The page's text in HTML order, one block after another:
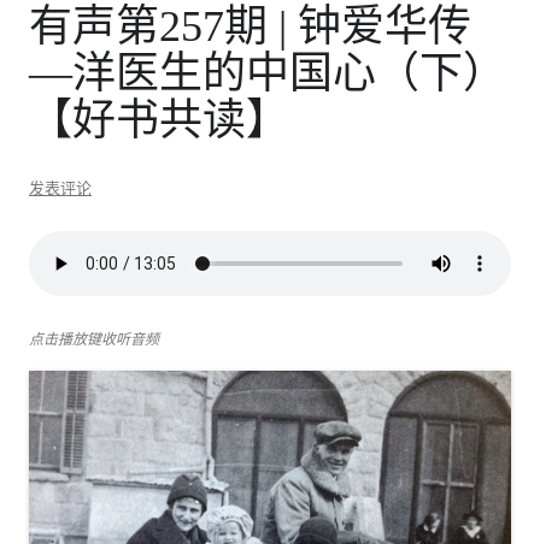
有声第257期 | 钟爱华传
—洋医生的中国心（下）
【好书共读】
发表评论
点击播放键收听音频